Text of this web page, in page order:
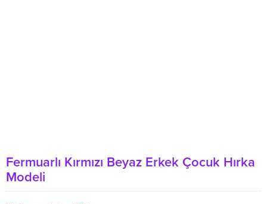
Fermuarlı Kırmızı Beyaz Erkek Çocuk Hırka
Modeli